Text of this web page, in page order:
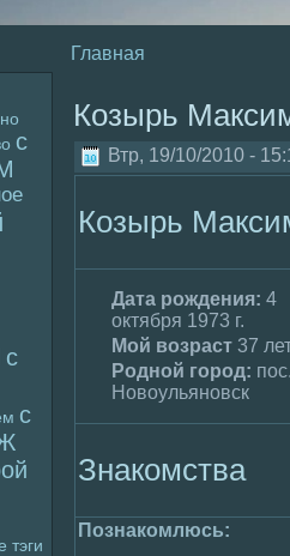
с
с
с
тэги
Главная
Козырь
Втр, 19/10/2010 -
Козырь
Дата poждения: 4
октября 1973 г.
Мой возраст 37
Родной гоpoд:
Новоульяновск
Знакомства
Познакомлюсь: